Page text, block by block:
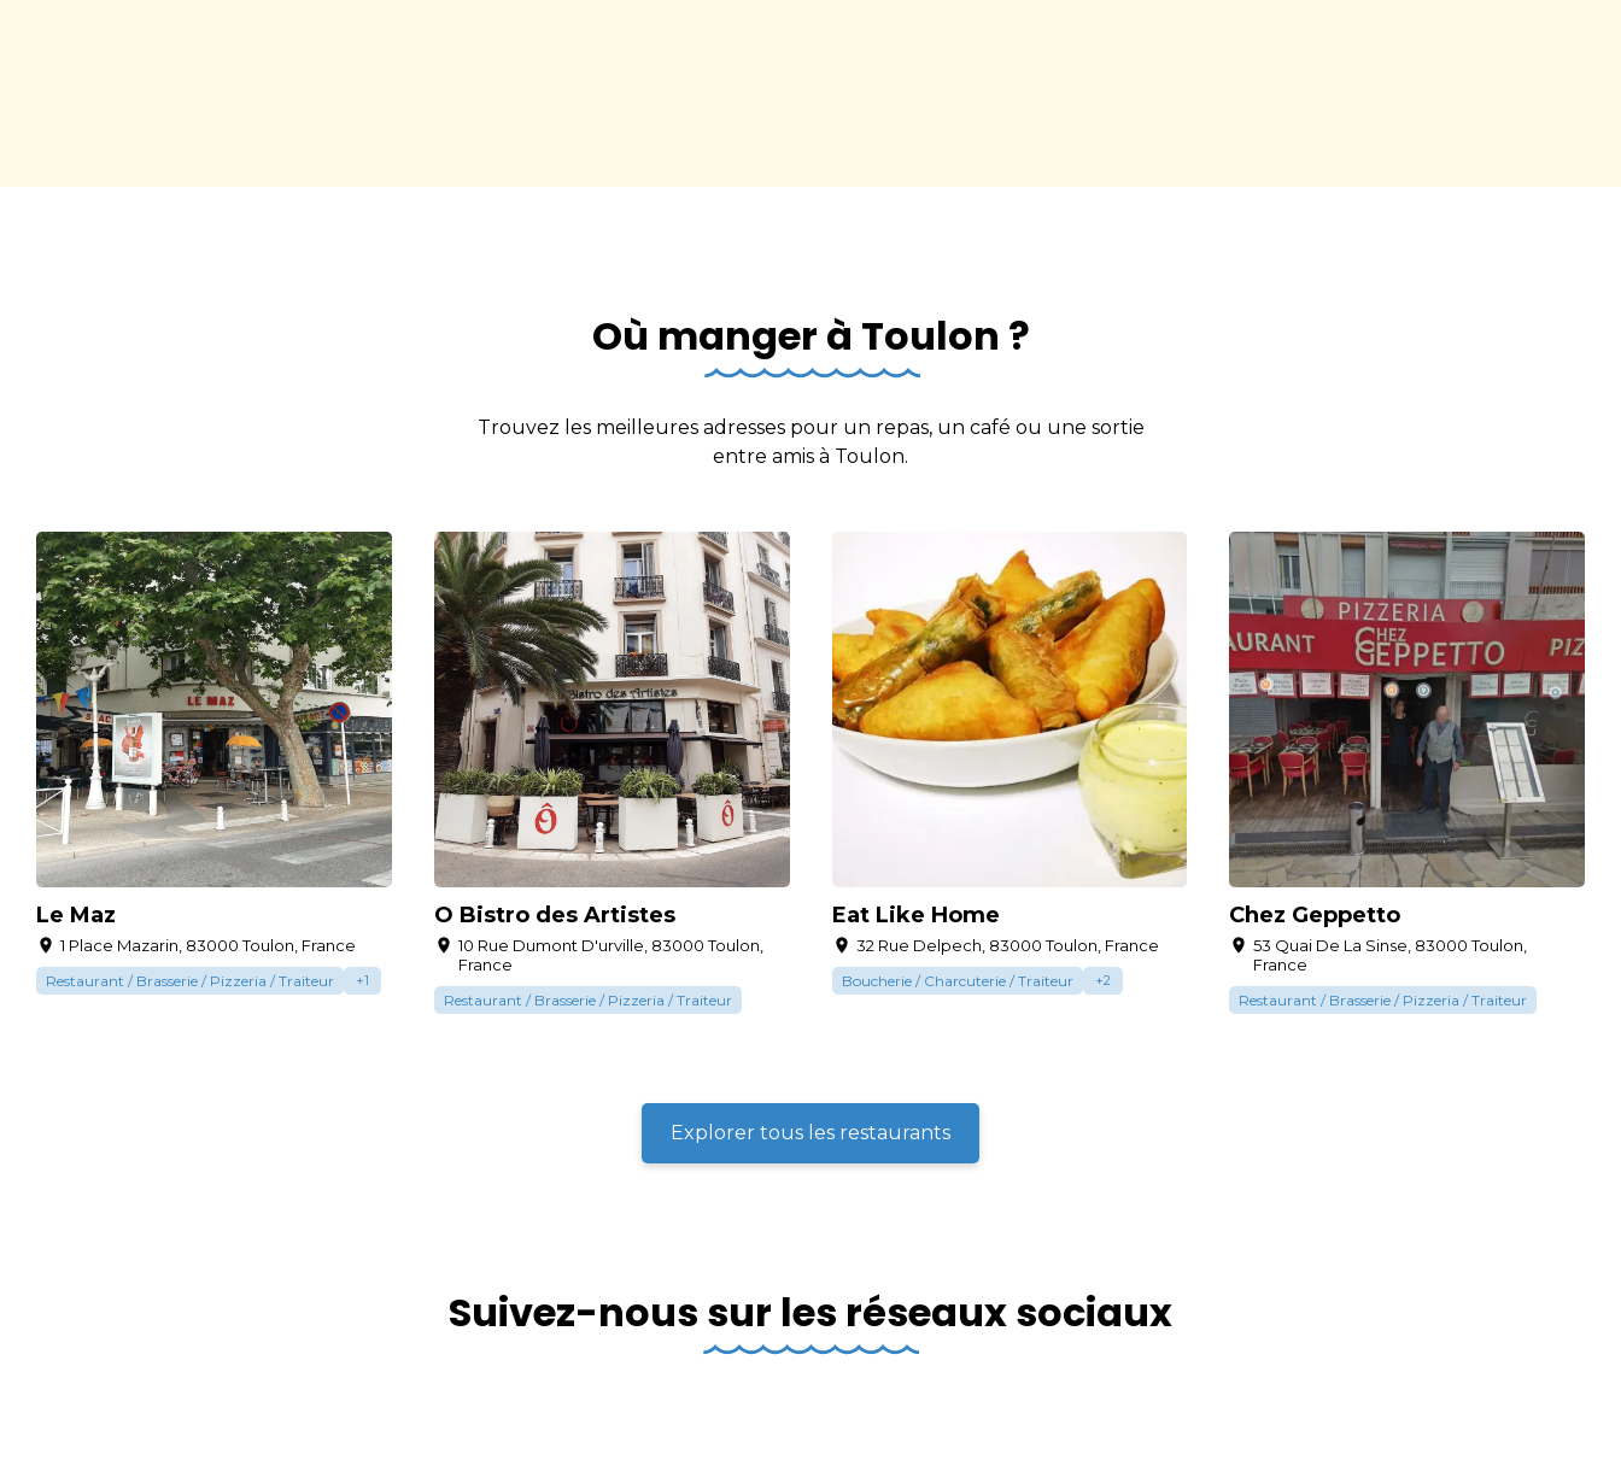
Où manger à Toulon ?
Trouvez les meilleures adresses pour un repas, un café ou une sortie
entre amis à Toulon.
Le Maz
1 Place Mazarin, 83000 Toulon, France
Restaurant / Brasserie / Pizzeria / Traiteur +1
O Bistro des Artistes
10 Rue Dumont D'urville, 83000 Toulon,
France
Restaurant / Brasserie / Pizzeria / Traiteur
Eat Like Home
32 Rue Delpech, 83000 Toulon, France
Boucherie / Charcuterie / Traiteur +2
Chez Geppetto
53 Quai De La Sinse, 83000 Toulon,
France
Restaurant / Brasserie / Pizzeria / Traiteur
Explorer tous les restaurants
Suivez-nous sur les réseaux sociaux